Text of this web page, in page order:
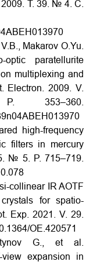
2009. Т. 39. № 4. С.
Makarov O.Yu.
optic paratellurite
multiplexing and
Electron. 2009. V.
high-frequency
filters in mercury
№ 5. P. 715–719.
collinear IR AOTF
for spatio-
Exp. 2021. V. 29.
OE.420571
G., et al.
view expansion in